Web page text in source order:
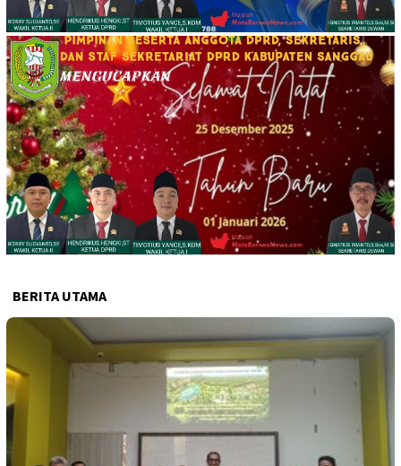
BERITA UTAMA